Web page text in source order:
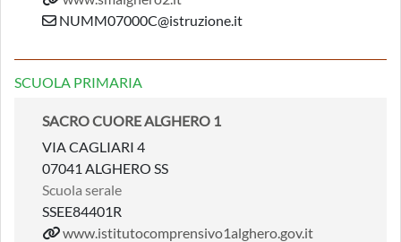
NUMM07000C@istruzione.it
SCUOLA PRIMARIA
SACRO CUORE ALGHERO 1
VIA CAGLIARI 4
07041 ALGHERO SS
Scuola serale
SSEE84401R
www.istitutocomprensivo1alghero.gov.it